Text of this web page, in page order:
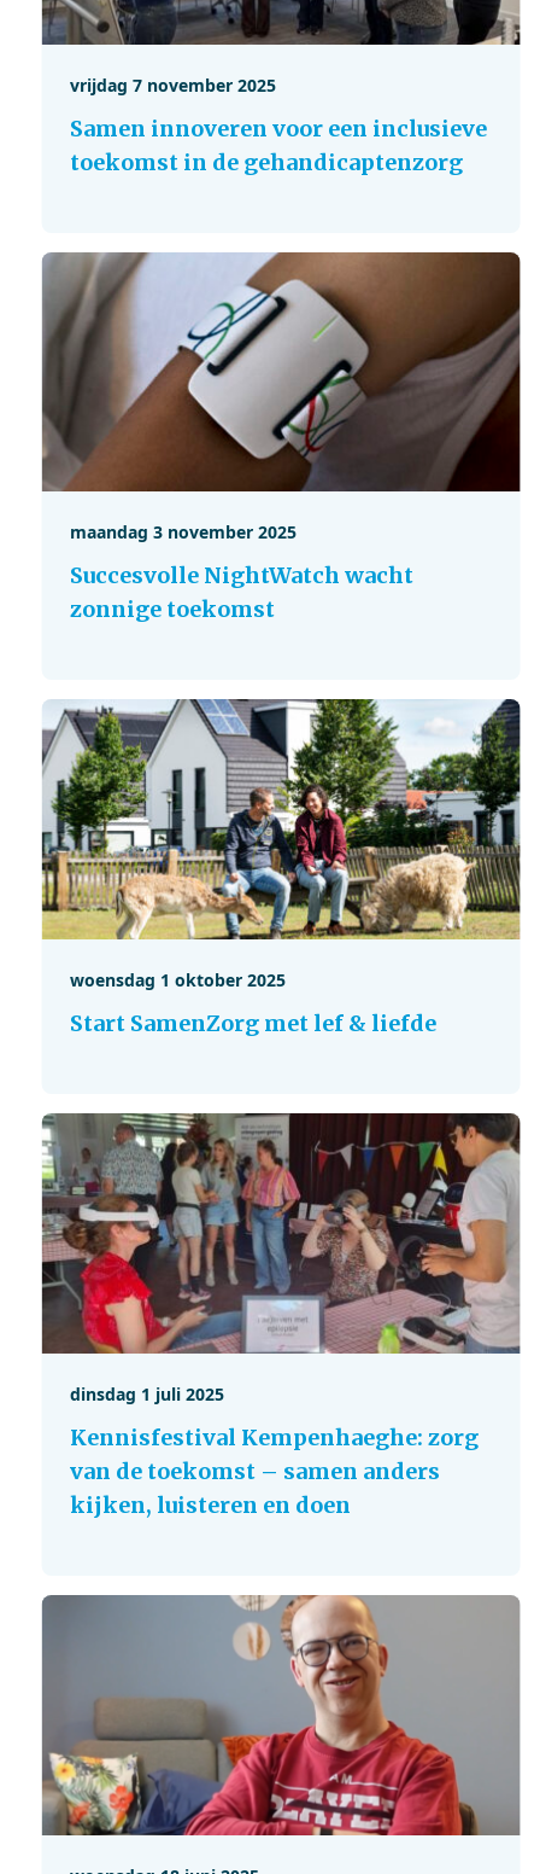
vrijdag 7 november 2025
Samen innoveren voor een inclusieve
toekomst in de gehandicaptenzorg
maandag 3 november 2025
Succesvolle NightWatch wacht
zonnige toekomst
woensdag 1 oktober 2025
Start SamenZorg met lef & liefde
dinsdag 1 juli 2025
Kennisfestival Kempenhaeghe: zorg
van de toekomst – samen anders
kijken, luisteren en doen